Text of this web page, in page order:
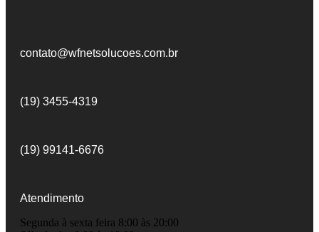
contato@wfnetsolucoes.com.br
(19) 3455-4319
(19) 99141-6676
Atendimento
Segunda à sexta feira 8:00 às 20:00